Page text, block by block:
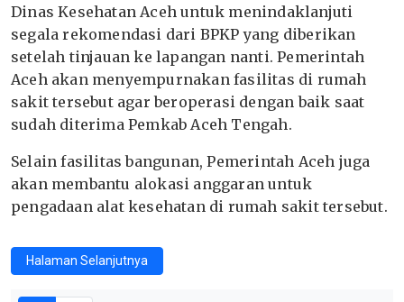
Dinas Kesehatan Aceh untuk menindaklanjuti
segala rekomendasi dari BPKP yang diberikan
setelah tinjauan ke lapangan nanti. Pemerintah
Aceh akan menyempurnakan fasilitas di rumah
sakit tersebut agar beroperasi dengan baik saat
sudah diterima Pemkab Aceh Tengah.
Selain fasilitas bangunan, Pemerintah Aceh juga
akan membantu alokasi anggaran untuk
pengadaan alat kesehatan di rumah sakit tersebut.
Halaman Selanjutnya